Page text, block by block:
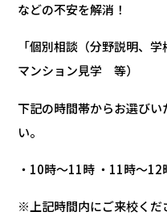
などの不安を解消！
「個別相談（分野説明、
マンション見学 等）
下記の時間帯からお選び
い。
・10時～11時 ・11時～
※上記時間内にご来校くだ